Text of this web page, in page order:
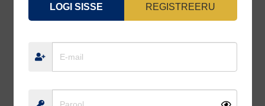
ASURA II SP 92.5MM 8.4G 0.5-1.2M M-
Lisa korvi
LOGI SISSE REGISTREERU